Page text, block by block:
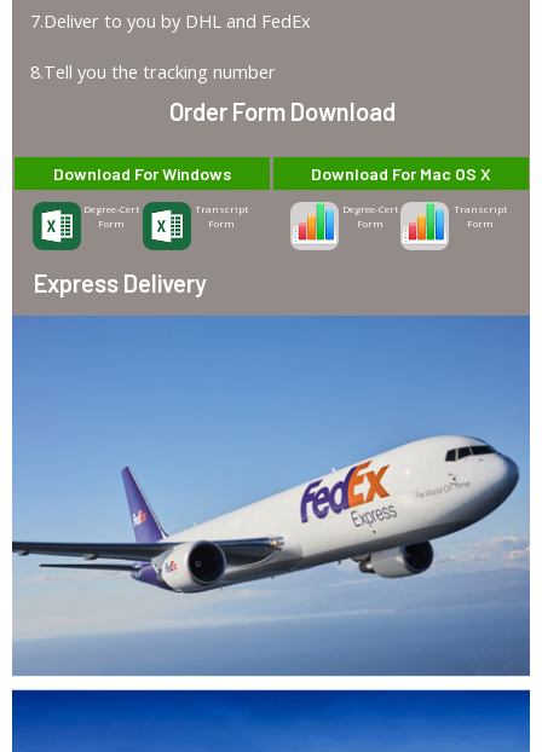
7.Deliver to you by DHL and FedEx
8.Tell you the tracking number
Order Form Download
Download For Windows
Degree-Cert
Form
Transcript
Form
Download For Mac OS X
Degree-Cert
Form
Transcript
Form
Express Delivery